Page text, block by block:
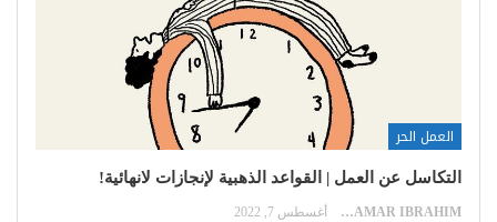
العمل الحر
التكاسل عن العمل | القواعد الذهبية لإنجازات لانهائية!
SAMAR IBRAHIM أغسطس 7, 2022